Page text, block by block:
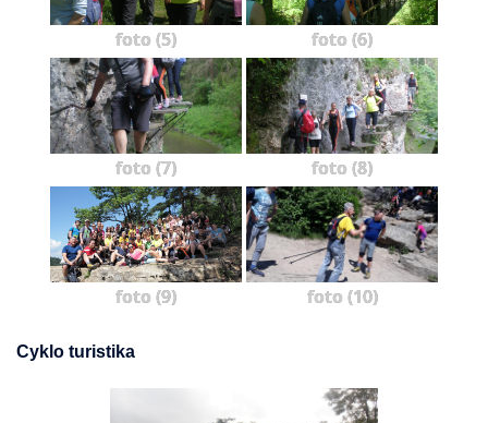
foto (5) foto (6)
foto (7) foto (8)
foto (9) foto (10)
Cyklo turistika